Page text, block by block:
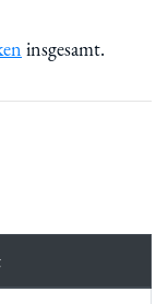
insgesamt.